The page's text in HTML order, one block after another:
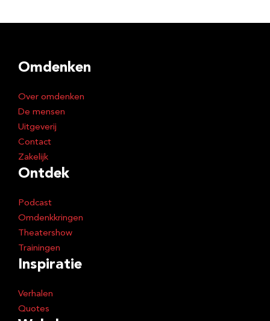
Omdenken
Over omdenken
De mensen
Uitgeverij
Contact
Zakelijk
Ontdek
Podcast
Omdenkkringen
Theatershow
Trainingen
Inspiratie
Verhalen
Quotes